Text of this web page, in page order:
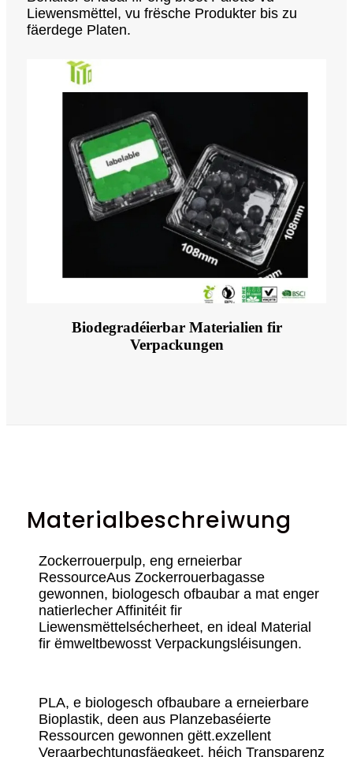
Liewensmëttel, vu frësche Produkter bis zu
fäerdege Platen.
Biodegradéierbar Materialien fir
Verpackungen
Materialbeschreiwung
Zockerrouerpulp, eng erneierbar
RessourceAus Zockerrouerbagasse
gewonnen, biologesch ofbaubar a mat enger
natierlecher Affinitéit fir
Liewensmëttelsécherheet, en ideal Material
fir ëmweltbewosst Verpackungsléisungen.
PLA, e biologesch ofbaubare a erneierbare
Bioplastik, deen aus Planzebaséierte
Ressourcen gewonnen gëtt.exzellent
Veraarbechtungsfäegkeet, héich Transparenz